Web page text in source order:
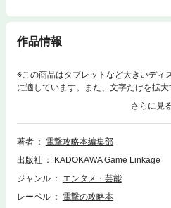
作品情報
※この商品はタブレットなど大きいディ
に適しています。また、文字だけを拡
ト、検索、辞書の参照、引用などの機
World Guide]すべてのロケーションポ
を大公開！ 重要ロケーションの詳細マ
Guide]「V.A.T.S.」「PERK」など特徴
TER3:Quest Guide]初心者も安心の、メ
掲載！ 生き延びるために不可欠の攻略
tworks, Bethesda Game Studios,
著者
電撃攻略本編集部
出版社
KADOKAWA Game Linkage
ジャンル
エンタメ・芸能
レーベル
電撃の攻略本